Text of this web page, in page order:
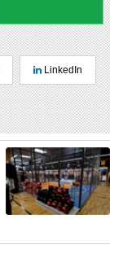
LinkedIn